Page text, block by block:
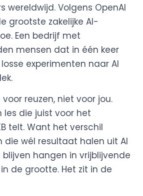
wereldwijd. Volgens OpenAI
grootste zakelijke AI-
Een bedrijf met
mensen dat in één keer
experimenten naar AI
reuzen, niet voor jou.
les die juist voor het
telt. Want het verschil
die wél resultaat halen uit AI
hangen in vrijblijvende
de grootte. Het zit in de